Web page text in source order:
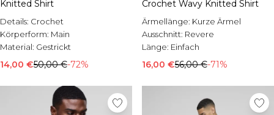
Knitted Shirt
Details: Crochet
Körperform: Main
Material: Gestrickt
14,00 €50,00 €-72%
Crochet Wavy Knitted Shirt
Ärmellänge: Kurze Ärmel
Ausschnitt: Revere
Länge: Einfach
16,00 €56,00 €-71%